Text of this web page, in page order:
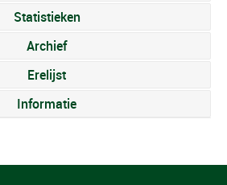
Statistieken
Archief
Erelijst
Informatie